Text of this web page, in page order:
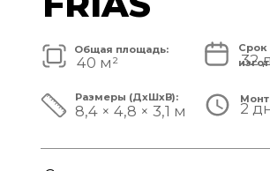
5 820 000 ₽
СМОТРЕТЬ ПРОЕКТ